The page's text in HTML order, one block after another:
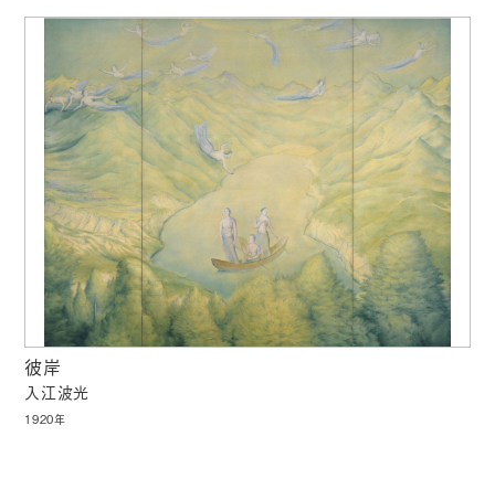
彼岸
入江波光
1920年